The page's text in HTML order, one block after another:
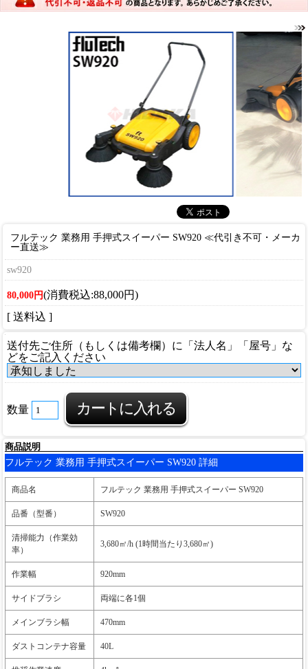
フルテック 業務用 手押式スイーパー SW920 ≪代引き不可・メーカ
ー直送≫
sw920
80,000円(消費税込:88,000円)
[ 送料込 ]
送付先ご住所（もしくは備考欄）に「法人名」「屋号」な
どをご記入ください
数量
商品説明
フルテック 業務用 手押式スイーパー SW920 詳細
商品名 フルテック 業務用 手押式スイーパー SW920
品番（型番） SW920
清掃能力（作業効
率）
3,680㎡/h (1時間当たり3,680㎡)
作業幅 920mm
サイドブラシ 両端に各1個
メインブラシ幅 470mm
ダストコンテナ容量 40L